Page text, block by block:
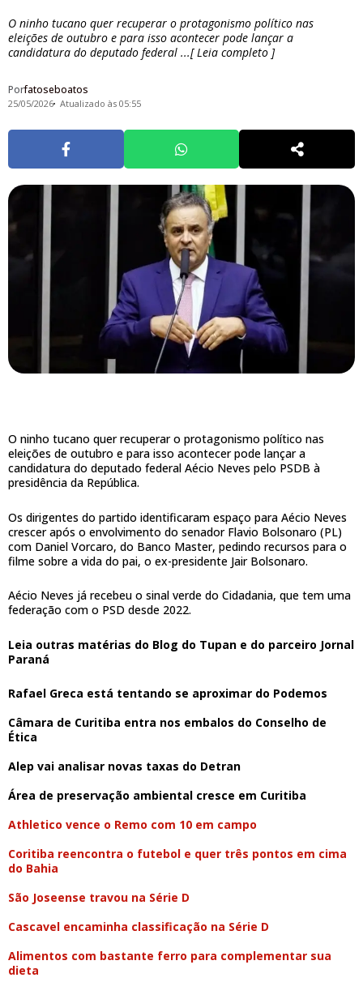
O ninho tucano quer recuperar o protagonismo político nas
eleições de outubro e para isso acontecer pode lançar a
candidatura do deputado federal ...[ Leia completo ]
Porfatoseboatos
25/05/2026 Atualizado às 05:55
O ninho tucano quer recuperar o protagonismo político nas
eleições de outubro e para isso acontecer pode lançar a
candidatura do deputado federal Aécio Neves pelo PSDB à
presidência da República.
Os dirigentes do partido identificaram espaço para Aécio Neves
crescer após o envolvimento do senador Flavio Bolsonaro (PL)
com Daniel Vorcaro, do Banco Master, pedindo recursos para o
filme sobre a vida do pai, o ex-presidente Jair Bolsonaro.
Aécio Neves já recebeu o sinal verde do Cidadania, que tem uma
federação com o PSD desde 2022.
Leia outras matérias do Blog do Tupan e do parceiro Jornal
Paraná
Rafael Greca está tentando se aproximar do Podemos
Câmara de Curitiba entra nos embalos do Conselho de
Ética
Alep vai analisar novas taxas do Detran
Área de preservação ambiental cresce em Curitiba
Athletico vence o Remo com 10 em campo
Coritiba reencontra o futebol e quer três pontos em cima
do Bahia
São Joseense travou na Série D
Cascavel encaminha classificação na Série D
Alimentos com bastante ferro para complementar sua
dieta